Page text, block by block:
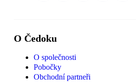
O Čedoku
O společnosti
Pobočky
Obchodní partneři